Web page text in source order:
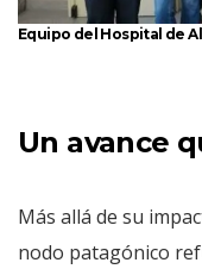
Equipo del Hospital de
Un avance
Más allá de su
nodo patagónico